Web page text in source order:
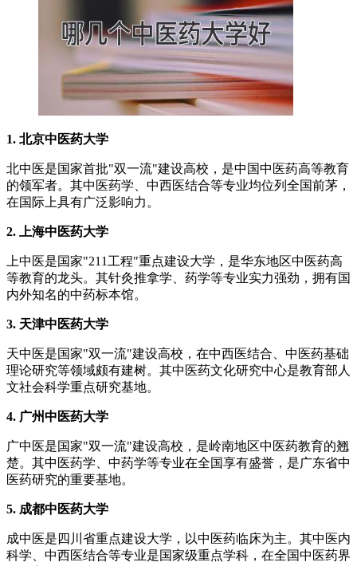
1. 北京中医药大学
北中医是国家首批"双一流"建设高校，是中国中医药高等教育
的领军者。其中医药学、中西医结合等专业均位列全国前茅，
在国际上具有广泛影响力。
2. 上海中医药大学
上中医是国家"211工程"重点建设大学，是华东地区中医药高
等教育的龙头。其针灸推拿学、药学等专业实力强劲，拥有国
内外知名的中药标本馆。
3. 天津中医药大学
天中医是国家"双一流"建设高校，在中西医结合、中医药基础
理论研究等领域颇有建树。其中医药文化研究中心是教育部人
文社会科学重点研究基地。
4. 广州中医药大学
广中医是国家"双一流"建设高校，是岭南地区中医药教育的翘
楚。其中医药学、中药学等专业在全国享有盛誉，是广东省中
医药研究的重要基地。
5. 成都中医药大学
成中医是四川省重点建设大学，以中医药临床为主。其中医内
科学、中西医结合等专业是国家级重点学科，在全国中医药界